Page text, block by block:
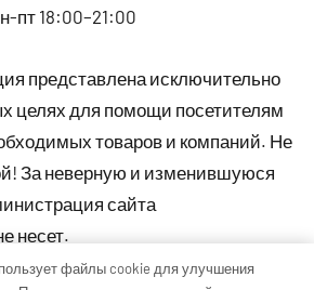
пт 18:00–21:00
представлена исключительно
целях для помощи посетителям
товаров и компаний. Не
За неверную и изменившуюся
сайта
несет.
файлы cookie для улучшения